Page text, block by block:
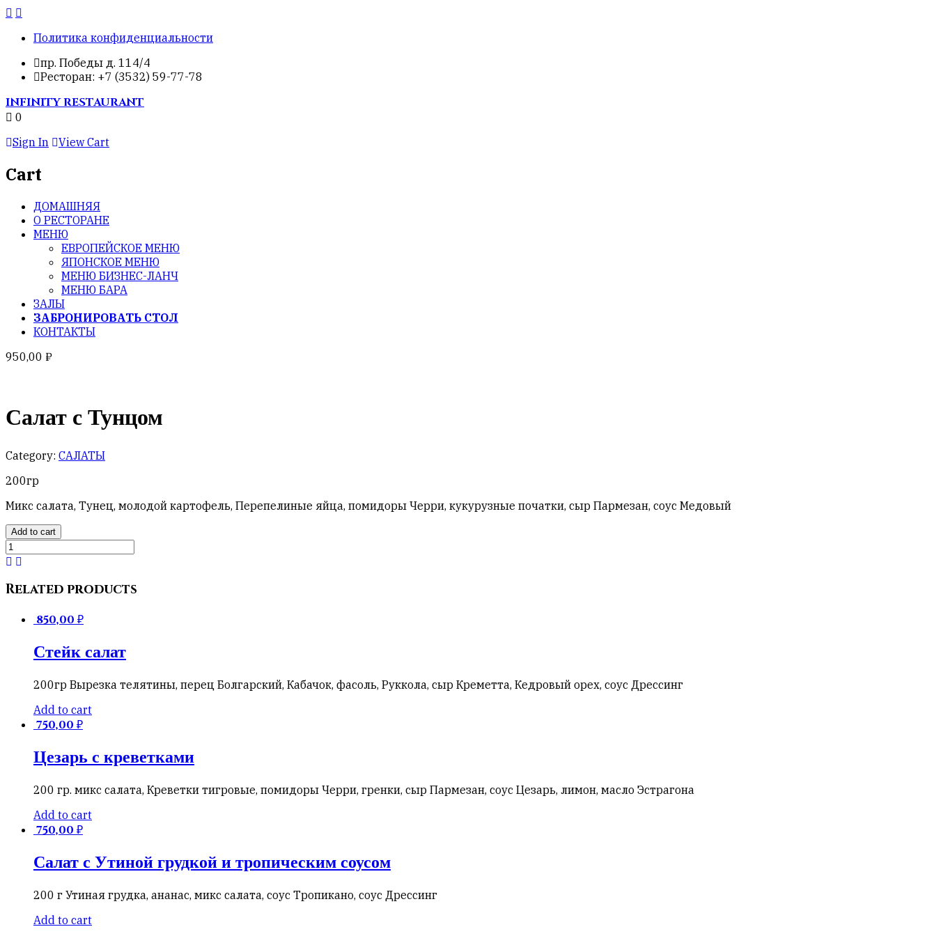
Политика конфиденциальности
пр. Победы д. 114/4
Ресторан: +7 (3532) 59-77-78
INFINITYRESTAURANT
0
Sign In
View Cart
Cart
ДОМАШНЯЯ
О РЕСТОРАНЕ
МЕНЮ
ЕВРОПЕЙСКОЕ МЕНЮ
ЯПОНСКОЕ МЕНЮ
МЕНЮ БИЗНЕС-ЛАНЧ
МЕНЮ БАРА
ЗАЛЫ
ЗАБРОНИРОВАТЬ СТОЛ
КОНТАКТЫ
950,00 ₽
Салат с Тунцом
Category: САЛАТЫ
200гр
Микс салата, Тунец, молодой картофель, Перепелиные яйца, помидоры Черри, кукурузные початки, сыр Пармезан, соус Медовый
Add to cart
Салат
с
quantity
Related products
850,00 ₽
Стейк салат
200гр Вырезка телятины, перец Болгарский, Кабачок, фасоль, Руккола, сыр Креметта, Кедровый орех, соус Дрессинг
Add to cart
750,00 ₽
Цезарь с креветками
200 гр. микс салата, Креветки тигровые, помидоры Черри, гренки, сыр Пармезан, соус Цезарь, лимон, масло Эстрагона
Add to cart
750,00 ₽
Салат с Утиной грудкой и тропическим соусом
200 г Утиная грудка, ананас, микс салата, соус Тропикано, соус Дрессинг
Add to cart